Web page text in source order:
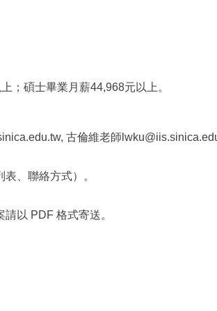
；碩士畢業月薪44,968元以上。
古倫維老師
、聯絡方式）。
以 PDF 格式寄送。